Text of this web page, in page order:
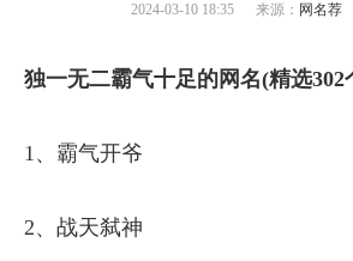
2024-03-10 18:35 来源： 网名荐
独一无二霸气十足的网名(精选302
1、霸气开爷
2、战天弑神